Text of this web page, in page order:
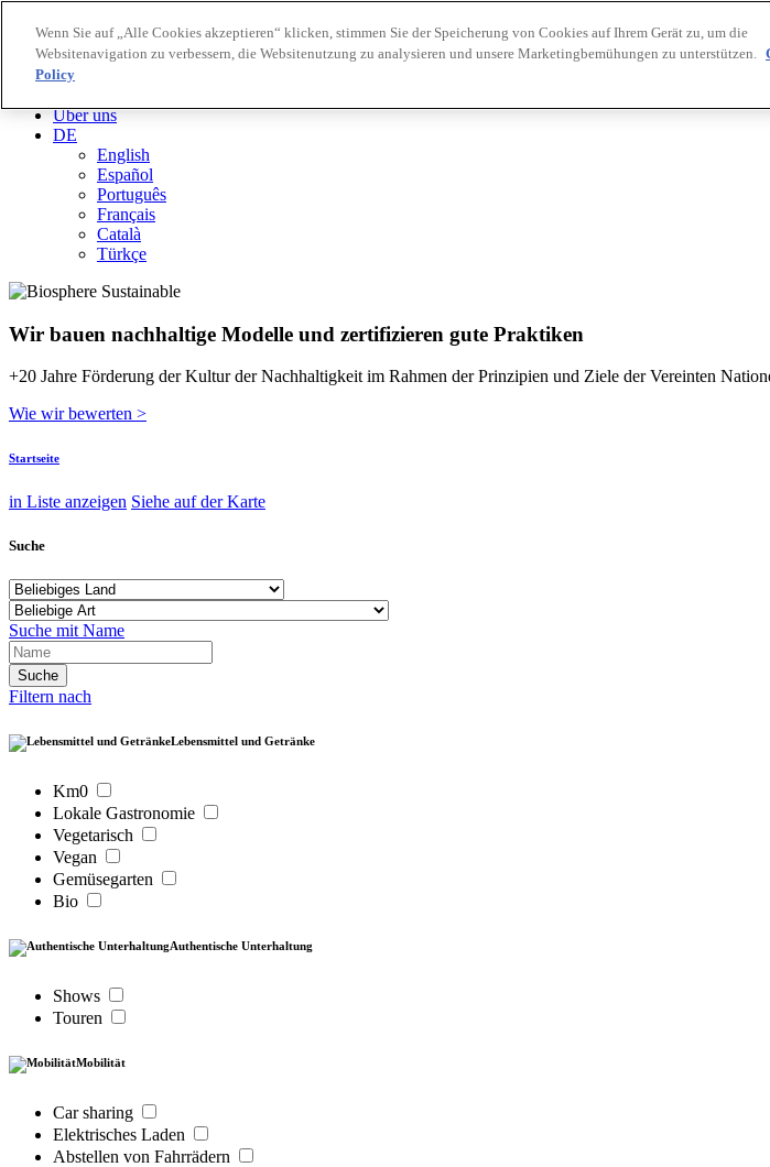
Biosphere Reiseziele
Biosphere Unternehmen
Über uns
DE
English
Español
Português
Français
Català
Türkçe
Wir bauen nachhaltige Modelle und zertifizieren gute Praktiken
+20 Jahre Förderung der Kultur der Nachhaltigkeit im Rahmen der Prinzipien und Ziele der Vereinten
Wie wir bewerten >
Startseite
in Liste anzeigen Siehe auf der Karte
Suche
Suche mit Name
Filtern nach
Lebensmittel und Getränke
Km0
Lokale Gastronomie
Vegetarisch
Vegan
Gemüsegarten
Bio
Authentische Unterhaltung
Shows
Touren
Mobilität
Car sharing
Elektrisches Laden
Abstellen von Fahrrädern
Wenn Sie auf „Alle Cookies akzeptieren“ klicken, stimmen Sie der Speicherung von Cookies auf Ihrem Gerät zu, um die
Websitenavigation zu verbessern, die Websitenutzung zu analysieren und unsere Marketingbemühungen zu unterstützen.
Policy